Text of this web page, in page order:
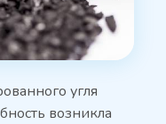
угля
возникла